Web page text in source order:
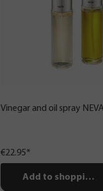
Vinegar and oil spray
€22.95*
Add to shopping